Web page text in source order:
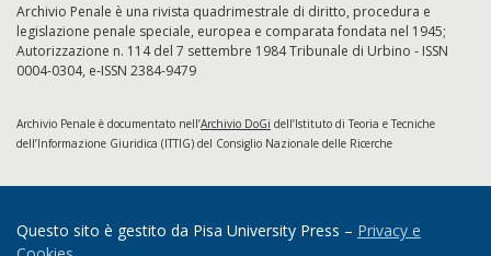
Archivio Penale è una rivista quadrimestrale di diritto, procedura e
legislazione penale speciale, europea e comparata fondata nel 1945;
Autorizzazione n. 114 del 7 settembre 1984 Tribunale di Urbino - ISSN
0004-0304, e-ISSN 2384-9479
Archivio Penale è documentato nell’Archivio DoGi dell’Istituto di Teoria e Tecniche
dell’Informazione Giuridica (ITTIG) del Consiglio Nazionale delle Ricerche
Questo sito è gestito da Pisa University Press – Privacy e